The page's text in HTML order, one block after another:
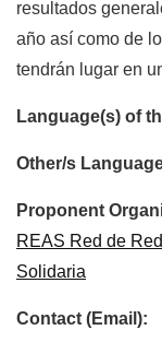
resultados
año así como de
tendrán lugar en
Language(s) of
Other/s
Proponent
REAS Red de
Solidaria
Contact (Email):